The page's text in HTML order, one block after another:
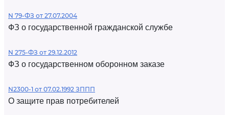
N 79-ФЗ от 27.07.2004
ФЗ о государственной гражданской службе
N 275-ФЗ от 29.12.2012
ФЗ о государственном оборонном заказе
N2300-1 от 07.02.1992 ЗППП
О защите прав потребителей